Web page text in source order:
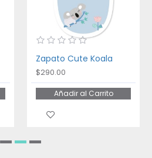
Zapato Cute Koala
$290.00
Añadir al Carrito